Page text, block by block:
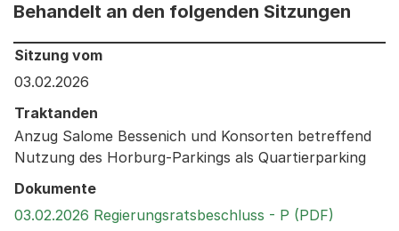
Behandelt an den folgenden Sitzungen
Behandelt an den folgenden Sitzungen: Informationen
Sitzung vom
03.02.2026
Traktanden
Anzug Salome Bessenich und Konsorten betreffend
Nutzung des Horburg-Parkings als Quartierparking
Dokumente
03.02.2026 Regierungsratsbeschluss - P (PDF)